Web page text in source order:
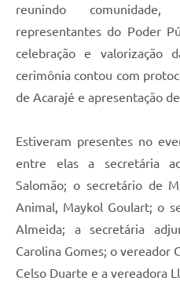
Termos de Uso & Política de
reunindo
representantes do Poder
celebração e valorização
cerimônia contou com
de Acarajé e apresentação
Estiveram presentes no
entre elas a secretária
Salomão; o secretário de
Animal, Maykol Goulart; o
Almeida; a secretária
Carolina Gomes; o vereador
Celso Duarte e a vereadora